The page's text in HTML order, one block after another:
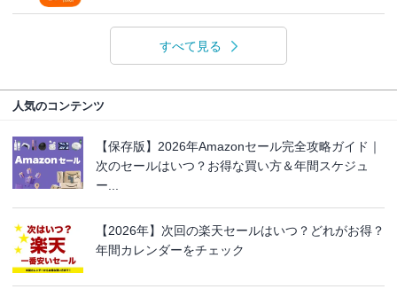
すべて見る
人気のコンテンツ
【保存版】2026年Amazonセール完全攻略ガイド｜
次のセールはいつ？お得な買い方＆年間スケジュ
ー...
【2026年】次回の楽天セールはいつ？どれがお得？
年間カレンダーをチェック